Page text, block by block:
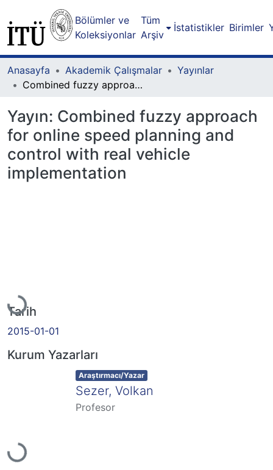
Bölümler ve
Koleksiyonlar
Tüm
Arşiv
İstatistikler Birimler
Anasayfa Akademik Çalışmalar
Yayınlar
Combined fuzzy approach for online speed planning and control with real vehicle implementation
Yayın: Combined fuzzy approach
for online speed planning and
control with real vehicle
implementation
Yükleniyor...
Tarih
2015-01-01
Kurum Yazarları
Yükleniyor...
Item type:
Araştırmacı/Yazar ,
Sezer, Volkan
Profesor